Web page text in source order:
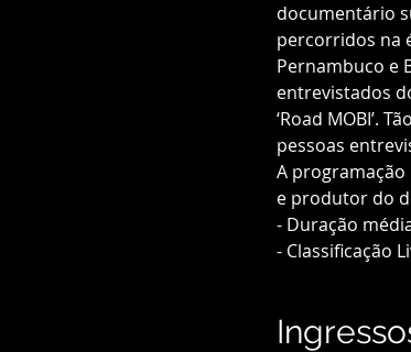
documentário
percorridos na
Pernambuco e
entrevistados
‘Road MOBI’.
pessoas
A programação
e produtor do
- Duração
- Classificação